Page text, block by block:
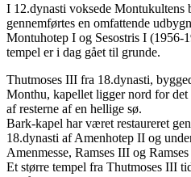
I 12.dynasti voksede Montukultens
gennemførtes en omfattende
Montuhotep I og Sesostris I (1956-
tempel er i dag gået til grunde.
Thutmoses III fra 18.dynasti,
Monthu, kapellet ligger nord for
af resterne af en hellige sø.
Bark-kapel har været restaureret
18.dynasti af Amenhotep II og
Amenmesse, Ramses III og
Et større tempel fra Thutmoses III